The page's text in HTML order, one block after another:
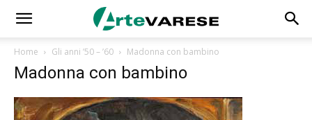
Home Gli anni ’50 – ’60 Madonna con bambino
Madonna con bambino